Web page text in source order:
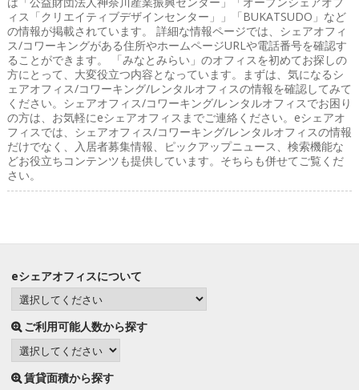
ィス「クリエイティブデザインセンター」」「BUKATSUDO」など
の情報が掲載されています。 詳細な情報ページでは、シェアオフィ
ス/コワーキングがある住所やホームページURLや電話番号を確認す
ることができます。 「みなとみらい」のオフィスを初めてお探しの
方にとって、大変役立つ内容となっています。まずは、気になるシ
ェアオフィス/コワーキング/レンタルオフィスの情報を確認してみて
ください。シェアオフィス/コワーキング/レンタルオフィスでお困り
の方は、お気軽にeシェアオフィスまでご連絡ください。eシェアオ
フィスでは、シェアオフィス/コワーキング/レンタルオフィスの情報
だけでなく、入居者募集情報、ピックアップニュース、検索機能な
どお役立ちコンテンツも提供しています。そちらも併せてご覧くだ
さい。
eシェアオフィスについて
ご利用可能人数から探す
賃貸面積から探す